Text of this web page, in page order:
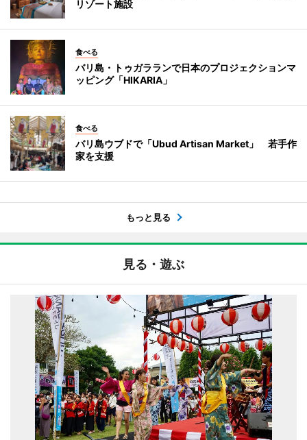
リゾート施設
食べる
バリ島・トゥガラランで日本のプロジェクションマ
ッピング「HIKARIA」
食べる
バリ島ウブドで「Ubud Artisan Market」 若手作
家を支援
もっと見る
見る・遊ぶ